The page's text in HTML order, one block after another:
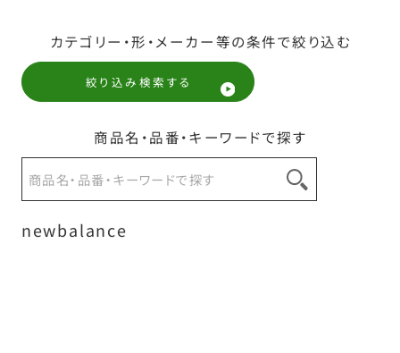
採用情報
カテゴリー・形・メーカー等の条件で絞り込む
絞り込み検索する
商品名・品番・キーワードで探す
newbalance